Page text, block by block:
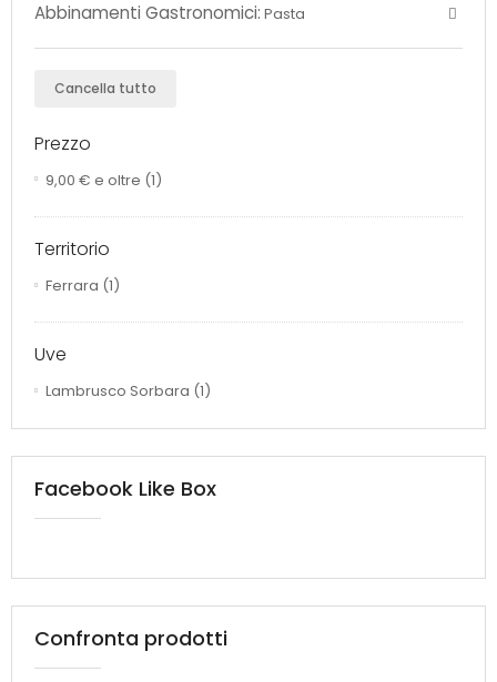
Abbinamenti Gastronomici: Pasta
Cancella tutto
Prezzo
9,00 € e oltre (1)
Territorio
Ferrara (1)
Uve
Lambrusco Sorbara (1)
Facebook Like Box
Confronta prodotti